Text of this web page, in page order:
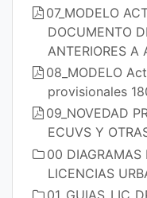
07_MODELO
DOCUMENTO
ANTERIORES
08_MODELO
provisionales
09_NOVEDAD
ECUVS Y
00 DIAGRAMAS
LICENCIAS